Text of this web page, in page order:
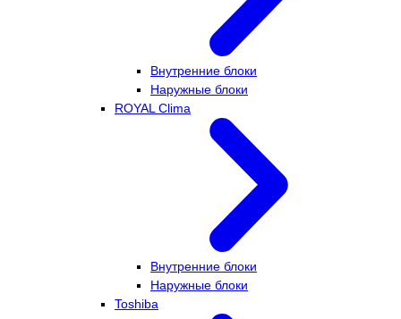
Внутренние блоки
Наружные блоки
ROYAL Clima
Внутренние блоки
Наружные блоки
Toshiba